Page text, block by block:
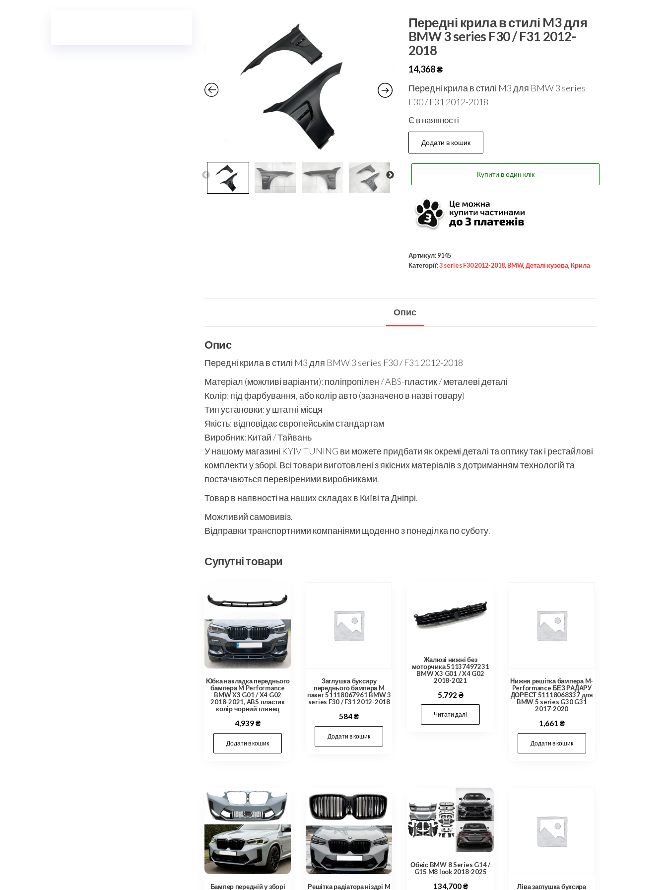
Передні крила в стилі M3 для
BMW 3 series F30 / F31 2012-
2018
14,368₴
Передні крила в стилі M3 для BMW 3 series
F30 / F31 2012-2018
Є в наявності
Додати в кошик
Купити в один клік
Артикул: 9145
Категорії:3 series F30 2012-2018, BMW, Деталі кузова, Крила
Опис
Опис
Передні крила в стилі M3 для BMW 3 series F30 / F31 2012-2018
Матеріал (можливі варіанти): поліпропілен / ABS-пластик / металеві деталі
Колір: під фарбування, або колір авто (зазначено в назві товару)
Тип установки: у штатні місця
Якість: відповідає європейськім стандартам
Виробник: Китай / Тайвань
У нашому магазині KYIV TUNING ви можете придбати як окремі деталі та оптику так і рестайлові
комплекти у зборі. Всі товари виготовлені з якісних матеріалів з дотриманням технологій та
постачаються перевіреними виробниками.
Товар в наявності на наших складах в Київі та Дніпрі.
Можливий самовивіз.
Відправки транспортними компаніями щоденно з понеділка по суботу.
Супутні товари
Юбка накладка переднього
бампера M Performance
BMW X3 G01 / X4 G02
2018-2021, ABS пластик
колір чорний глянец
4,939₴
Додати в кошик
Заглушка буксиру
переднього бампера M
пакет 51118067961 BMW 3
series F30 / F31 2012-2018
584₴
Додати в кошик
Жалюзі нижні без
моторчика 51137497231
BMW X3 G01 / X4 G02
2018-2021
5,792 ₴
Читати далі
Нижня решітка бампера M-
Performance БЕЗ РАДАРУ
ДОРЕСТ 51118068337 для
BMW 5 series G30 G31
2017-2020
1,661 ₴
Додати в кошик
Бампер передній у зборі
Решітка радіатора ніздрі M
Обвіс BMW 8 Series G14 /
G15 M8 look 2018-2025
134,700₴
Ліва заглушка буксира